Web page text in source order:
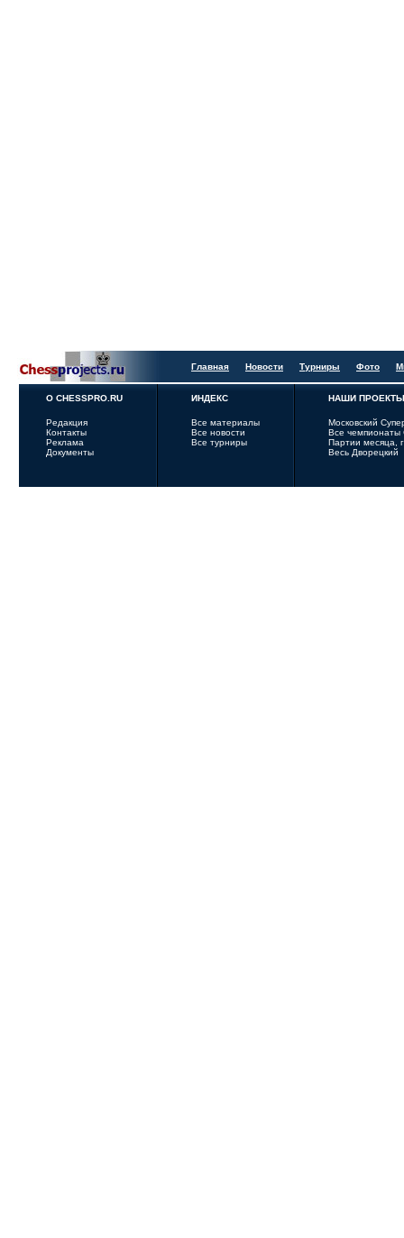
Главная Новости Турниры Фото
О CHESSPRO.RU
Редакция
Контакты
Реклама
Документы
ИНДЕКС
Все материалы
Все новости
Все турниры
НАШИ ПРОЕКТЫ
Московский
Все
Партии месяца,
Весь Дворецкий